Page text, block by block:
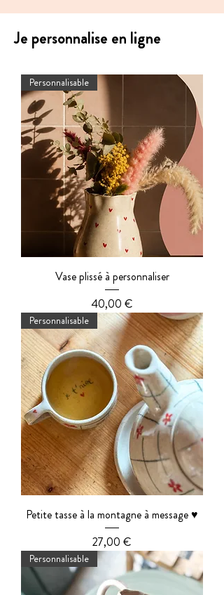
Je personnalise en ligne
Personnalisable
Vase plissé à personnaliser
Prix
40,00 €
Personnalisable
Petite tasse à la montagne à message ♥️
Prix
27,00 €
Personnalisable